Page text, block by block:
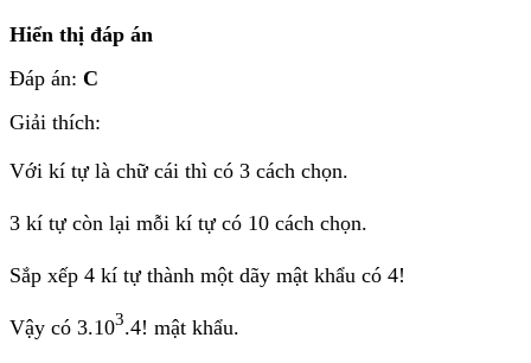
Hiển thị đáp án
Đáp án: C
Giải thích:
Với kí tự là chữ cái thì có 3 cách chọn.
3 kí tự còn lại mỗi kí tự có 10 cách chọn.
Sắp xếp 4 kí tự thành một dãy mật khẩu có 4!
Vậy có 3.103.4! mật khẩu.